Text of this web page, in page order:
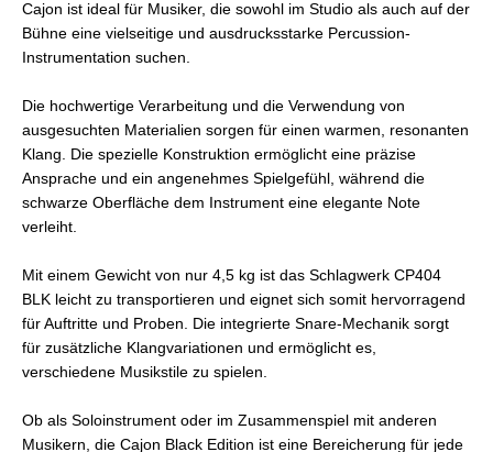
Cajon ist ideal für Musiker, die sowohl im Studio als auch auf der
Bühne eine vielseitige und ausdrucksstarke Percussion-
Instrumentation suchen.
Die hochwertige Verarbeitung und die Verwendung von
ausgesuchten Materialien sorgen für einen warmen, resonanten
Klang. Die spezielle Konstruktion ermöglicht eine präzise
Ansprache und ein angenehmes Spielgefühl, während die
schwarze Oberfläche dem Instrument eine elegante Note
verleiht.
Mit einem Gewicht von nur 4,5 kg ist das Schlagwerk CP404
BLK leicht zu transportieren und eignet sich somit hervorragend
für Auftritte und Proben. Die integrierte Snare-Mechanik sorgt
für zusätzliche Klangvariationen und ermöglicht es,
verschiedene Musikstile zu spielen.
Ob als Soloinstrument oder im Zusammenspiel mit anderen
Musikern, die Cajon Black Edition ist eine Bereicherung für jede